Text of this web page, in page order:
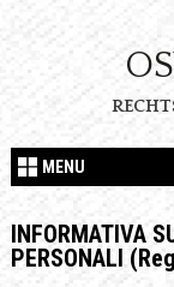
MENU
INFORMATIVA
PERSONALI